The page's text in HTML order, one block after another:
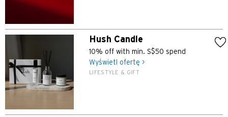
Hush Candle
10% off with min. S$50 spend
Wyświetl ofertę >
LIFESTYLE & GIFT
Singapur
English
한국어
简体中文